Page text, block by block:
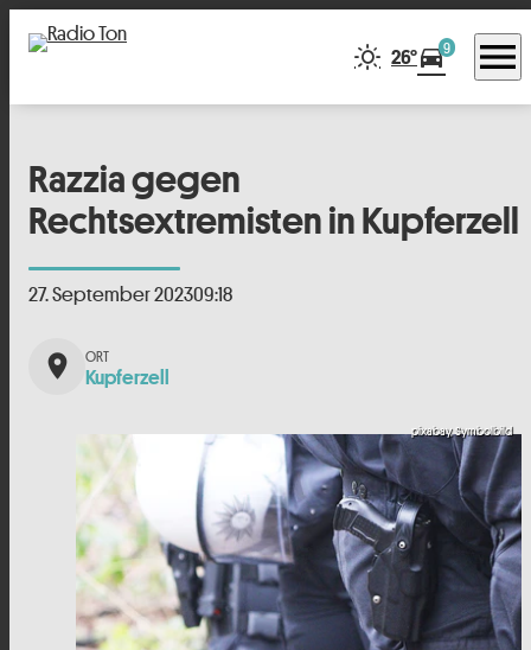
26°directions_car9 menu
Razzia gegen
Rechtsextremisten in Kupferzell
27. September 202309:18
place Kupferzell
pixabay, Symbolbild